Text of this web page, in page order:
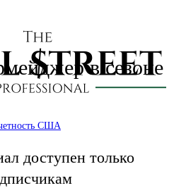
за 4 кв. 2019 г.
в сезоне
США
доступен только